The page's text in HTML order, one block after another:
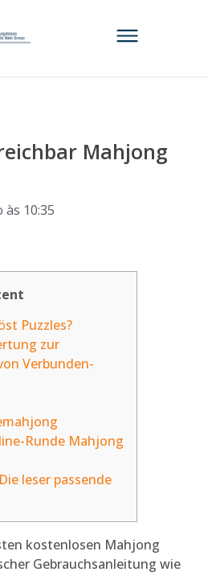
Mahjong
às 10:35
Puzzles?
zur
Verbunden-
Runde Mahjong
leser passende
kostenlosen Mahjong
Gebrauchsanleitung wie